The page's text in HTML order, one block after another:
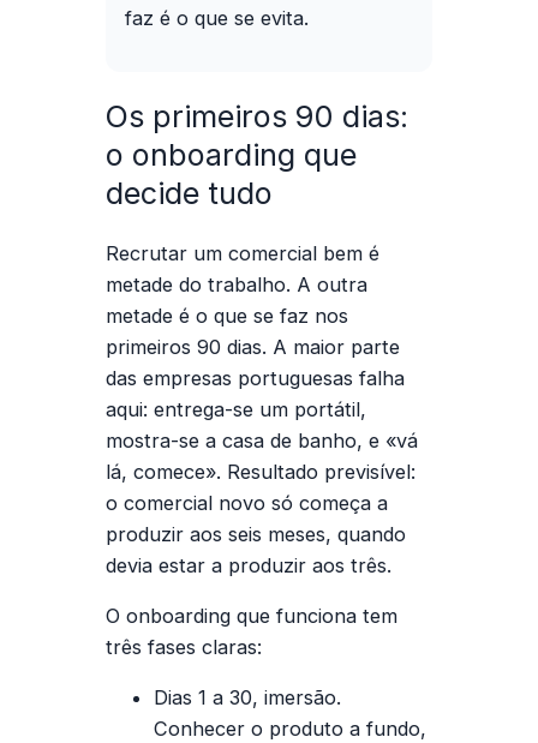
faz é o que se evita.
Os primeiros 90 dias:
o onboarding que
decide tudo
Recrutar um comercial bem é
metade do trabalho. A outra
metade é o que se faz nos
primeiros 90 dias. A maior parte
das empresas portuguesas falha
aqui: entrega-se um portátil,
mostra-se a casa de banho, e «vá
lá, comece». Resultado previsível:
o comercial novo só começa a
produzir aos seis meses, quando
devia estar a produzir aos três.
O onboarding que funciona tem
três fases claras:
Dias 1 a 30, imersão.
Conhecer o produto a fundo,